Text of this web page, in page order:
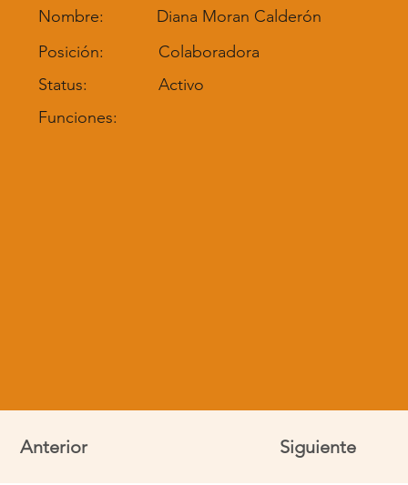
Anterior Siguiente
Diana Moran Calderón
Nombre:
Colaboradora
Posición:
Activo
Status:
Funciones: